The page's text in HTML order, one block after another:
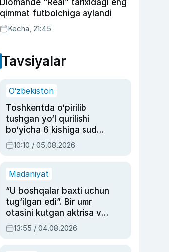
Diomande “Real” tarixidagi eng
qimmat futbolchiga aylandi
Kecha, 21:45
Tavsiyalar
O‘zbekiston
Toshkentda o‘pirilib
tushgan yo‘l qurilishi
bo‘yicha 6 kishiga sud
hukmi o‘qildi
10:10 / 05.08.2026
Madaniyat
“U boshqalar baxti uchun
tug‘ilgan edi”. Bir umr
otasini kutgan aktrisa va
dublyaj ustasi Rimma
Ahmedovaning
13:55 / 04.08.2026